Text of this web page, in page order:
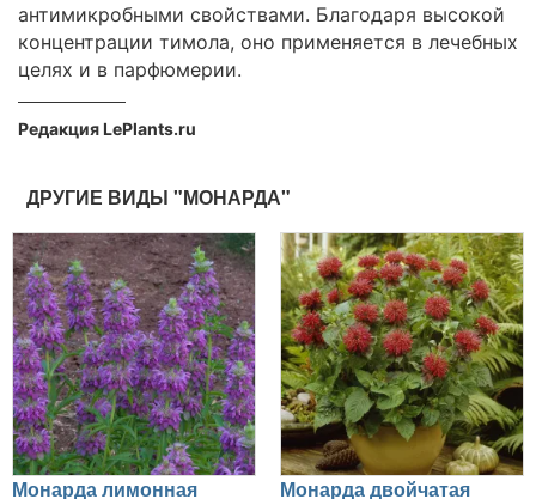
антимикробными свойствами. Благодаря высокой
концентрации тимола, оно применяется в лечебных
целях и в парфюмерии.
Редакция LePlants.ru
ДРУГИЕ ВИДЫ "МОНАРДА"
Монарда лимонная Монарда двойчатая